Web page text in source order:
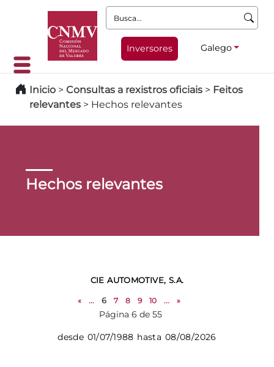
Busca:
Inversores Galego
Inicio > Consultas a rexistros oficiais > Feitos
relevantes > Hechos relevantes
Hechos relevantes
CIE AUTOMOTIVE, S.A.
« ... 6 7 8 9 10 ... »
Página 6 de 55
desde 01/07/1988 hasta 08/08/2026